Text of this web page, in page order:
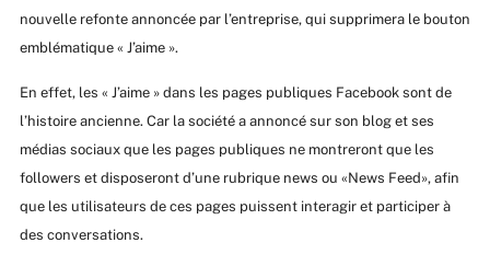
nouvelle refonte annoncée par l’entreprise, qui supprimera le bouton
emblématique « J’aime ».
En effet, les « J’aime » dans les pages publiques Facebook sont de
l’histoire ancienne. Car la société a annoncé sur son blog et ses
médias sociaux que les pages publiques ne montreront que les
followers et disposeront d’une rubrique news ou «News Feed», afin
que les utilisateurs de ces pages puissent interagir et participer à
des conversations.